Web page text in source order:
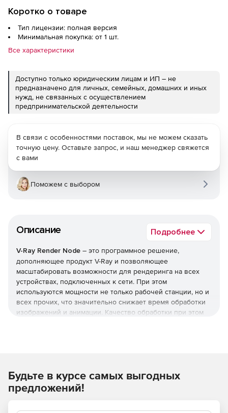
Коротко о товаре
Тип лицензии: полная версия
Минимальная покупка: от 1 шт.
Все характеристики
Доступно только юридическим лицам и ИП – не
предназначено для личных, семейных, домашних и иных
нужд, не связанных с осуществлением
предпринимательской деятельности
Описание Подробнее
V-Ray Render Node – это программное решение,
дополняющее продукт V-Ray и позволяющее
масштабировать возможности для рендеринга на всех
устройствах, подключенных к сети. При этом
используются мощности не только рабочей станции, но и
всех прочих, что значительно снижает время обработки
изображений и анимации. Качество обработки при этом
мощности нескольких машин.
Гибкий сетевой рендеринг
В связи с особенностями поставок, мы не можем сказать
точную цену. Оставьте запрос, и наш менеджер свяжется
с вами
Поможем с выбором
Будьте в курсе самых выгодных
предложений!